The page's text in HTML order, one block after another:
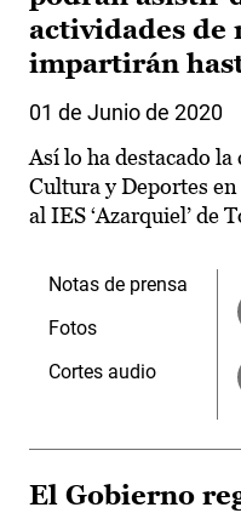
actividades de
impartirán
01 de Junio de 2020
Así lo ha destacado
Cultura y Deportes
al IES ‘Azarquiel’ de
Notas de prensa
Fotos
Cortes audio
El Gobierno